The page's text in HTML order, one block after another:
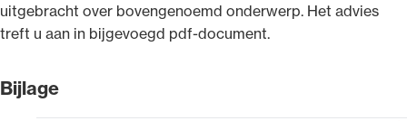
uitgebracht over bovengenoemd onderwerp. Het advies
treft u aan in bijgevoegd pdf-document.
Bijlage
Uitgelicht